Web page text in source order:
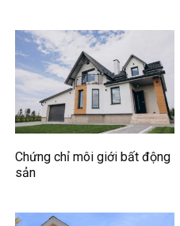
Chứng chỉ môi giới bất động
sản